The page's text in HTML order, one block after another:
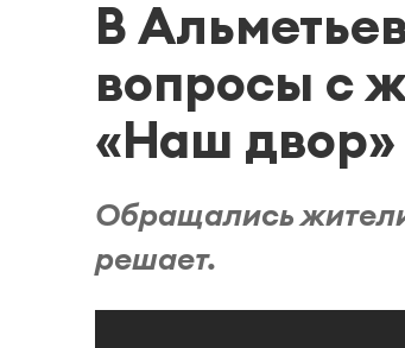
В
вопросы с
«Наш двор»
Обращались
решает.